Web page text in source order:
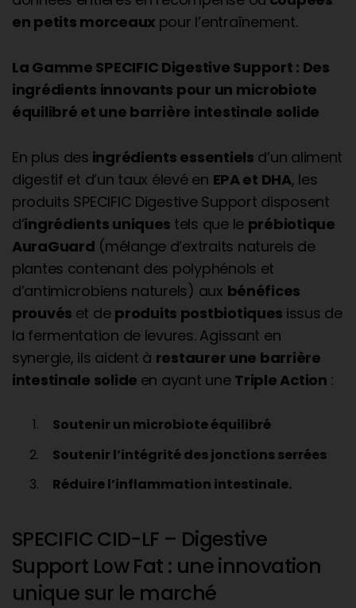
en petits morceaux pour l’entraînement.
La Gamme SPECIFIC Digestive Support : Des
ingrédients innovants pour un microbiote
équilibré et une barrière intestinale solide
En plus des ingrédients essentiels d’un aliment
digestif et d’un taux élevé en EPA et DHA, les
produits SPECIFIC Digestive Support disposent
d’ingrédients uniques tels que le prébiotique
AuraGuard (mélange d’extraits naturels de
plantes contenant des polyphénols et
d’antimicrobiens naturels) aux bénéfices
prouvés et de produits postbiotiques issus de
la fermentation de levures. Agissant en
synergie, ils aident à restaurer une barrière
intestinale solide en ayant une Triple Action :
Soutenir un microbiote équilibré
Soutenir l’intégrité des jonctions serrées
Réduire l’inflammation intestinale.
SPECIFIC CID-LF – Digestive
Support Low Fat : une innovation
unique sur le marché